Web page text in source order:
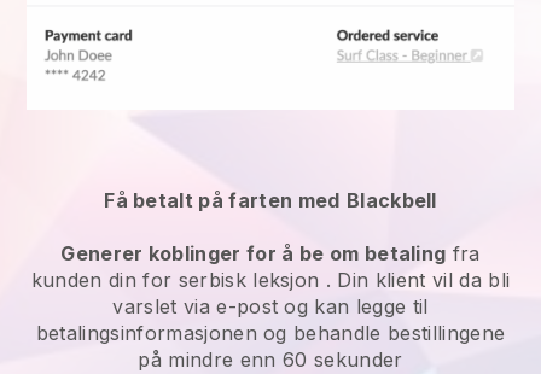
Få betalt på farten med Blackbell
Generer koblinger for å be om betaling fra
kunden din for serbisk leksjon . Din klient vil da bli
varslet via e-post og kan legge til
betalingsinformasjonen og behandle bestillingene
på mindre enn 60 sekunder